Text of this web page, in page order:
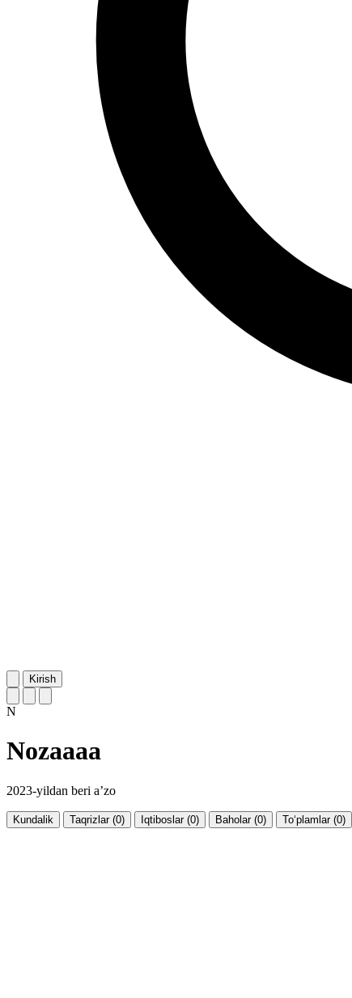
Kirish
N
Nozaaaa
2023-yildan beri a’zo
Kundalik Taqrizlar (0) Iqtiboslar (0) Baholar (0) To‘plamlar (0)